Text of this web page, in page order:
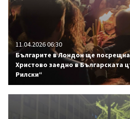
11.04.2026 06:30
Българите в Лондон ще
Христово заедно в Българската
Рилски“